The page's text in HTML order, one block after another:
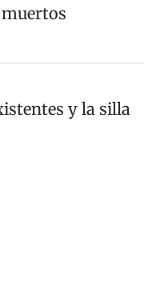
y la silla